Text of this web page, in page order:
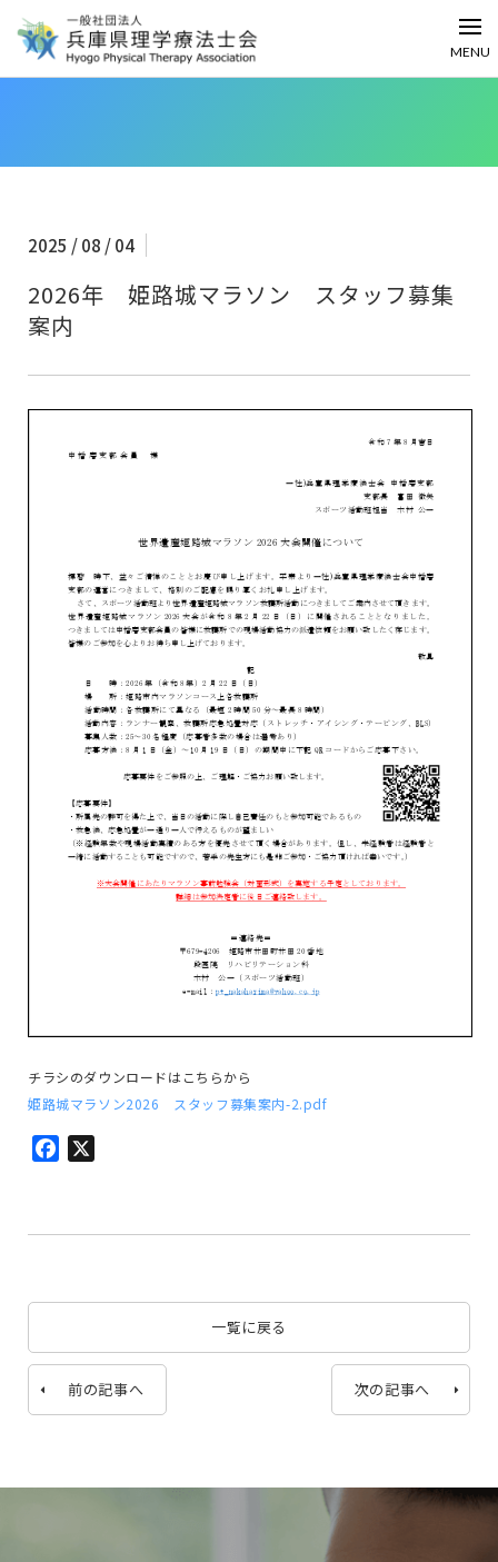
MENU
2025 / 08 / 04
2026年 姫路城マラソン スタッフ募集
案内
チラシのダウンロードはこちらから
姫路城マラソン2026 スタッフ募集案内-2.pdf
Facebook
一覧に戻る
前の記事へ 次の記事へ